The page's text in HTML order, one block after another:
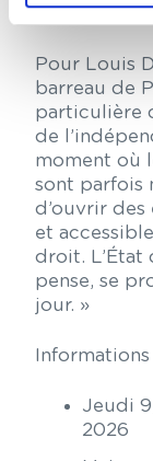
dans de
Pour Louis
barreau de
particulière
de
moment où
sont parfois
d’ouvrir des
et
droit. L’État
pense, se
jour. »
Jeudi
2026